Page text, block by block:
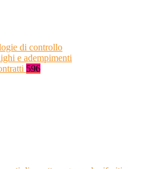
di controllo
e adempimenti
596